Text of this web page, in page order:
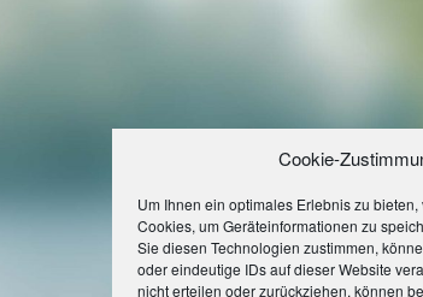
Cookie-
Um Ihnen ein optimales Erlebnis zu
Cookies, um Geräteinformationen zu
Sie diesen Technologien zustimmen,
oder eindeutige IDs auf dieser Website
nicht erteilen oder zurückziehen, können